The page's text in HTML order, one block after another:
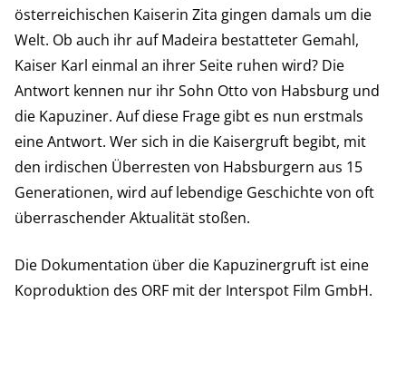
österreichischen Kaiserin Zita gingen damals um die
Welt. Ob auch ihr auf Madeira bestatteter Gemahl,
Kaiser Karl einmal an ihrer Seite ruhen wird? Die
Antwort kennen nur ihr Sohn Otto von Habsburg und
die Kapuziner. Auf diese Frage gibt es nun erstmals
eine Antwort. Wer sich in die Kaisergruft begibt, mit
den irdischen Überresten von Habsburgern aus 15
Generationen, wird auf lebendige Geschichte von oft
überraschender Aktualität stoßen.
Die Dokumentation über die Kapuzinergruft ist eine
Koproduktion des ORF mit der Interspot Film GmbH.